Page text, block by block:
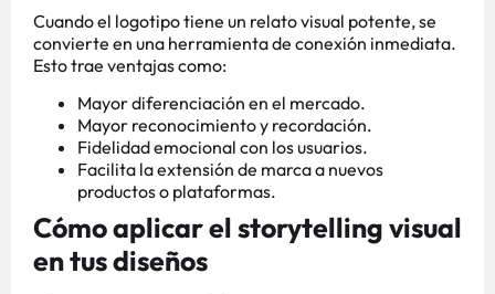
Cuando el logotipo tiene un relato visual potente, se
convierte en una herramienta de conexión inmediata.
Esto trae ventajas como:
Mayor diferenciación en el mercado.
Mayor reconocimiento y recordación.
Fidelidad emocional con los usuarios.
Facilita la extensión de marca a nuevos
productos o plataformas.
Cómo aplicar el storytelling visual
en tus diseños